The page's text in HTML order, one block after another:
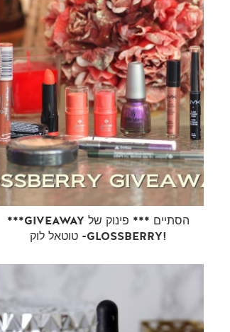
***GIVEAWAY הסתיים *** פינוק של
טוטאל לוק -GLOSSBERRY!